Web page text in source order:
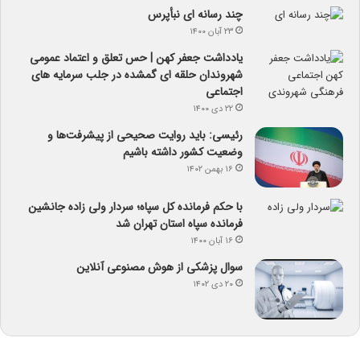
چند رسانه ای نبأپرس
۲۳ آبان ۱۴۰۰
یادداشت جعفر کهن | حس تعلق و اعتماد عمومی
شهروندان حلقه ای گمشده در جلب سرمایه های
اجتماعی
۲۲ دی ۱۴۰۰
رئیسی: باید روایت صحیحی از پیشرفت‌ها و
وضعیت کشور داشته باشیم
۱۶ بهمن ۱۴۰۲
با حکم فرمانده کل سپاه؛ سردار ولی زاده جانشین
فرمانده سپاه استان تهران شد
۱۶ آبان ۱۴۰۰
سوال پزشکی از هوش مصنوعی آنلاین
۲۰ دی ۱۴۰۲